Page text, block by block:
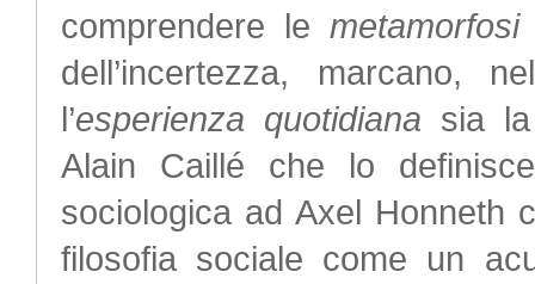
comprendere le
dell’incertezza, marcano,
l’esperienza quotidiana sia
Alain Caillé che lo
sociologica ad Axel Honneth
filosofia sociale come un